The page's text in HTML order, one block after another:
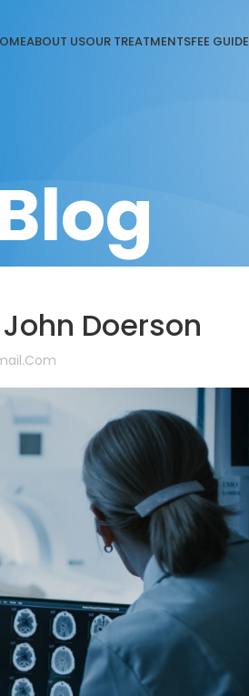
ABOUT USOUR TREATMENTSFEE GUIDE
Doerson